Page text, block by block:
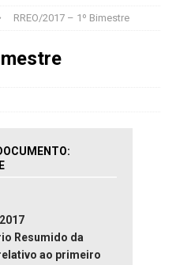
RREO/2017 – 1º Bimestre
Resumido da
ao primeiro